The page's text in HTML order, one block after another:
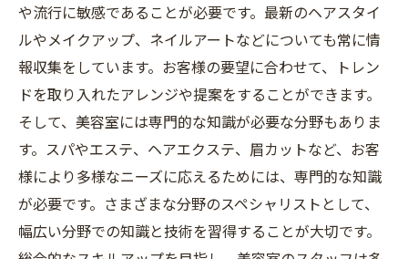
や流行に敏感であることが必要です。最新のヘアスタイ
ルやメイクアップ、ネイルアートなどについても常に情
報収集をしています。お客様の要望に合わせて、トレン
ドを取り入れたアレンジや提案をすることができます。
そして、美容室には専門的な知識が必要な分野もありま
す。スパやエステ、ヘアエクステ、眉カットなど、お客
様により多様なニーズに応えるためには、専門的な知識
が必要です。さまざまな分野のスペシャリストとして、
幅広い分野での知識と技術を習得することが大切です。